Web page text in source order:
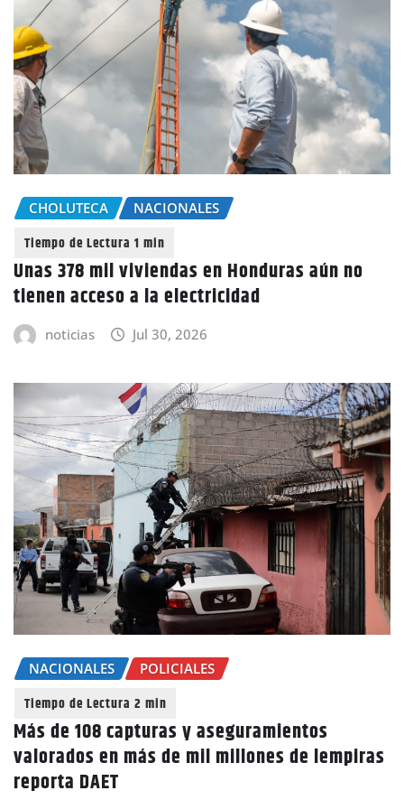
CHOLUTECA NACIONALES
Unas 378 mil viviendas en Honduras aún no
tienen acceso a la electricidad
noticias Jul 30, 2026
NACIONALES POLICIALES
Más de 108 capturas y aseguramientos
valorados en más de mil millones de lempiras
reporta DAET